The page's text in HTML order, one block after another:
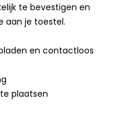
te bevestigen en
aan je toestel.
en contactloos
plaatsen